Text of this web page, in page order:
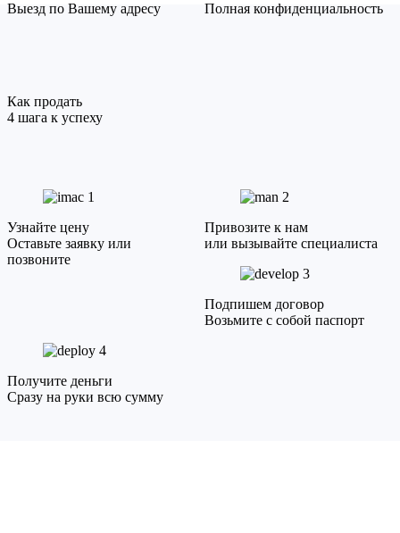
Выезд по Вашему адресу Полная конфиденциальность
Как продать
4 шага к успеху
1
Узнайте цену
Оставьте заявку или
позвоните
2
Привозите к нам
или вызывайте специалиста
3
Подпишем договор
Возьмите с собой паспорт
4
Получите деньги
Сразу на руки всю сумму